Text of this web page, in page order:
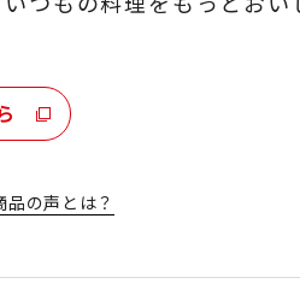
品の声とは？